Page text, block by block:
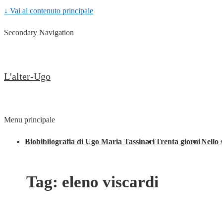
↓ Vai al contenuto principale
Secondary Navigation
L'alter-Ugo
Menu principale
Biobibliografia di Ugo Maria TassinariTrenta giorniNello
Tag: eleno viscardi